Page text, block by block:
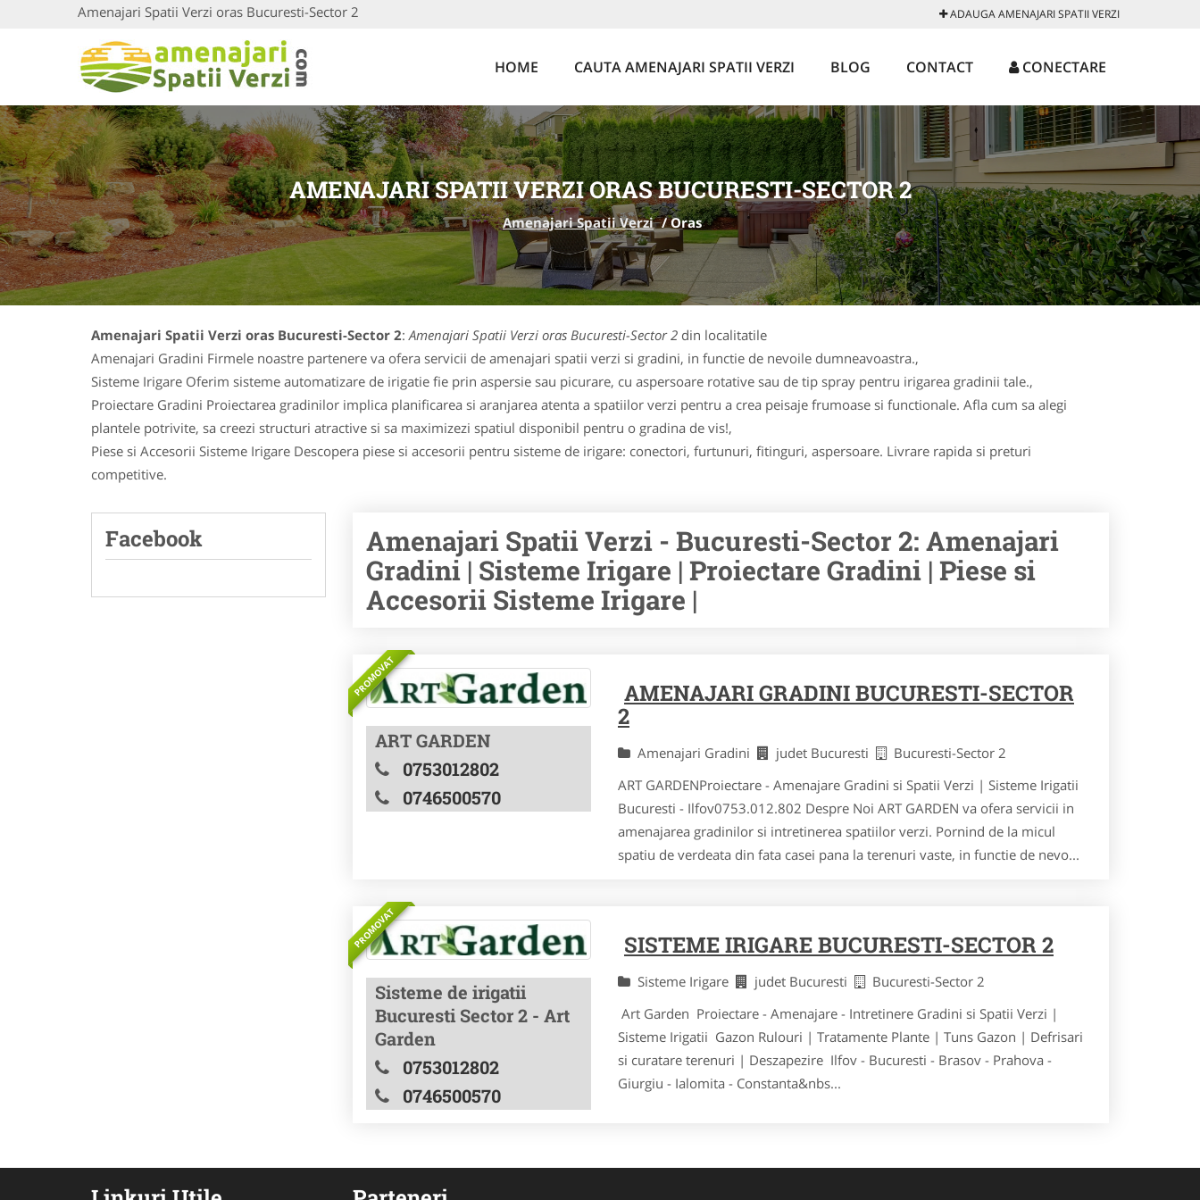
Amenajari Spatii Verzi oras Bucuresti-Sector 2 ADAUGA AMENAJARI SPATII VERZI
HOME CAUTA AMENAJARI SPATII VERZI BLOG CONTACT CONECTARE
AMENAJARI SPATII VERZI ORAS BUCURESTI-SECTOR 2
Amenajari Spatii Verzi /Oras
Amenajari Spatii Verzi oras Bucuresti-Sector 2:Amenajari Spatii Verzi oras Bucuresti-Sector 2 din localitatile
Amenajari Gradini Firmele noastre partenere va ofera servicii de amenajari spatii verzi si gradini, in functie de nevoile dumneavoastra.,
Sisteme Irigare Oferim sisteme automatizare de irigatie fie prin aspersie sau picurare, cu aspersoare rotative sau de tip spray pentru irigarea gradinii tale.,
Proiectare Gradini Proiectarea gradinilor implica planificarea si aranjarea atenta a spatiilor verzi pentru a crea peisaje frumoase si functionale. Afla cum sa alegi
plantele potrivite, sa creezi structuri atractive si sa maximizezi spatiul disponibil pentru o gradina de vis!,
Piese si Accesorii Sisteme Irigare Descopera piese si accesorii pentru sisteme de irigare: conectori, furtunuri, fitinguri, aspersoare. Livrare rapida si preturi
competitive.
Facebook
Amenajari Spatii Verzi - Bucuresti-Sector 2: Amenajari
Gradini | Sisteme Irigare | Proiectare Gradini | Piese si
Accesorii Sisteme Irigare |
PROMOVAT
ART GARDEN
0753012802
0746500570
AMENAJARI GRADINI BUCURESTI-SECTOR
2
Amenajari Gradini judet Bucuresti
Bucuresti-Sector 2
ART GARDENProiectare - Amenajare Gradini si Spatii Verzi | Sisteme Irigatii
Bucuresti - Ilfov0753.012.802 Despre Noi ART GARDEN va ofera servicii in
amenajarea gradinilor si intretinerea spatiilor verzi. Pornind de la micul
spatiu de verdeata din fata casei pana la terenuri vaste, in functie de nevo...
PROMOVAT
Sisteme de irigatii
Bucuresti Sector 2 - Art
Garden
0753012802
0746500570
SISTEME IRIGARE BUCURESTI-SECTOR 2
Sisteme Irigare judet Bucuresti
Bucuresti-Sector 2
Art Garden Proiectare - Amenajare - Intretinere Gradini si Spatii Verzi |
Sisteme Irigatii Gazon Rulouri | Tratamente Plante | Tuns Gazon | Defrisari
si curatare terenuri | Deszapezire Ilfov - Bucuresti - Brasov - Prahova -
Giurgiu - Ialomita - Constanta&nbs...